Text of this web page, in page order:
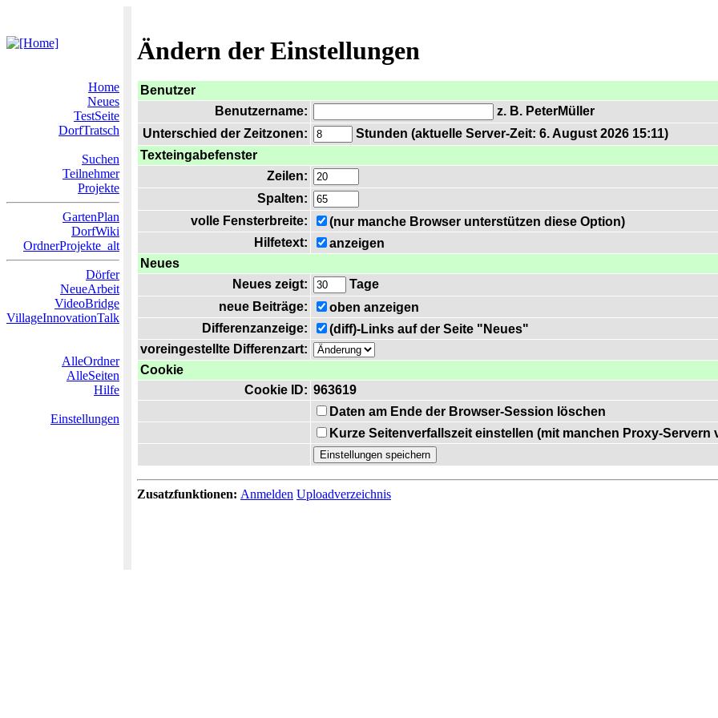
Ändern der Einstellungen
Home
Neues
TestSeite
DorfTratsch
Suchen
Teilnehmer
Projekte
GartenPlan
DorfWiki
OrdnerProjekte_alt
Dörfer
NeueArbeit
VideoBridge
VillageInnovationTalk
AlleOrdner
AlleSeiten
Hilfe
Einstellungen
Benutzer
Benutzername:
z. B. PeterMüller
Unterschied der Zeitzonen:
Stunden (aktuelle Server-Zeit: 6. August 2026 15:11)
Texteingabefenster
Zeilen:
Spalten:
volle Fensterbreite:
(nur manche Browser unterstützen diese Option)
Hilfetext:
anzeigen
Neues
Neues zeigt:
Tage
neue Beiträge:
oben anzeigen
Differenzanzeige:
(diff)-Links auf der Seite "Neues"
voreingestellte Differenzart:
Cookie
Cookie ID: 963619
Daten am Ende der Browser-Session löschen
Kurze Seitenverfallszeit einstellen (mit manchen Proxy-Servern
Zusatzfunktionen: Anmelden Uploadverzeichnis